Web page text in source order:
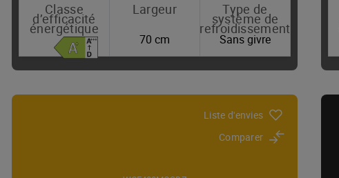
Classe
d’efficacité
énergétique
Largeur
70 cm
Type de
système de
refroidissement
Sans givre
Liste d'envies
Comparer